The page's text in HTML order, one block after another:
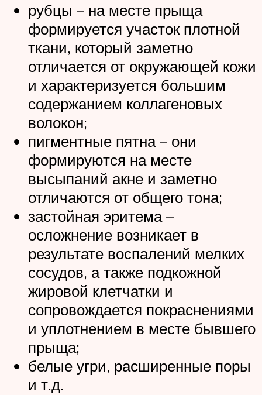
рубцы – на месте прыща
формируется участок плотной
ткани, который заметно
отличается от окружающей кожи
и характеризуется большим
содержанием коллагеновых
волокон;
пигментные пятна – они
формируются на месте
высыпаний акне и заметно
отличаются от общего тона;
застойная эритема –
осложнение возникает в
результате воспалений мелких
сосудов, а также подкожной
жировой клетчатки и
сопровождается покраснениями
и уплотнением в месте бывшего
прыща;
белые угри, расширенные поры
и т.д.